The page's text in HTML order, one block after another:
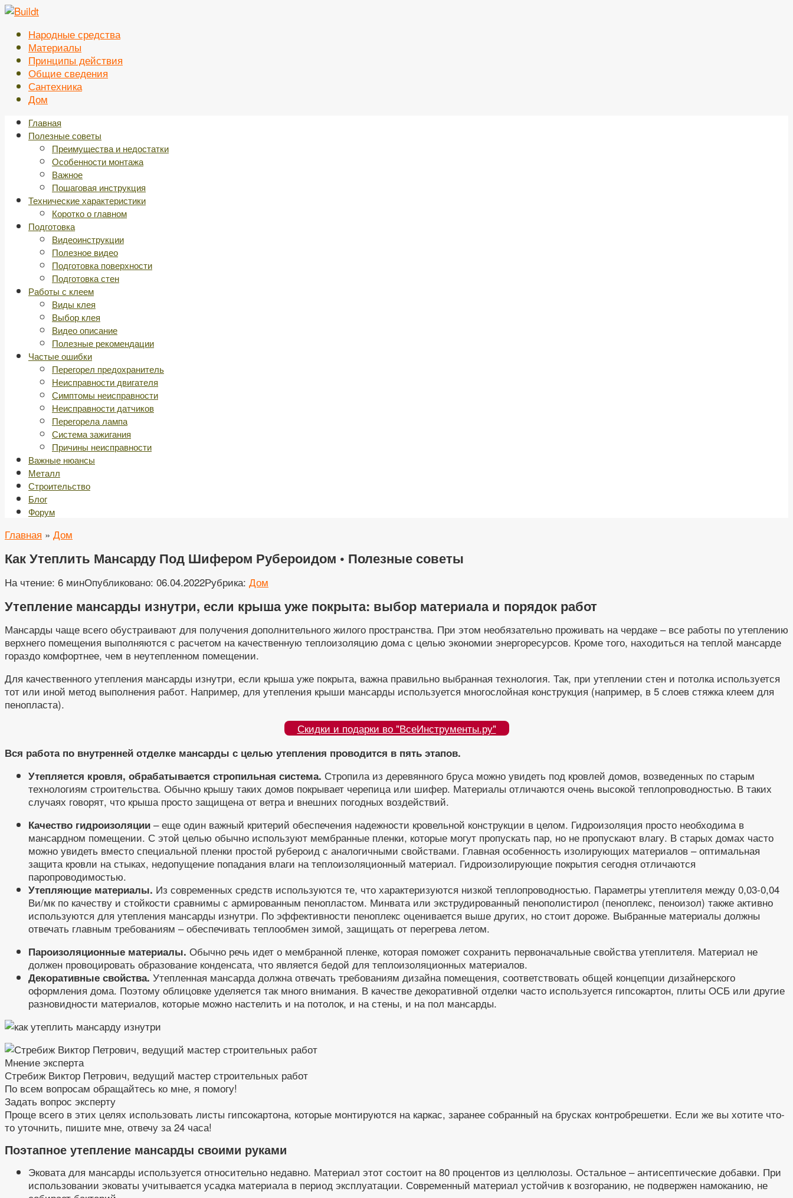
Перейти
контентуНародные средства
Материалы
Принципы действия
Общие сведения
Сантехника
Дом
Главная
Полезные советы
Преимущества и недостатки
Особенности монтажа
Важное
Пошаговая инструкция
Технические характеристики
Коротко о главном
Подготовка
Видеоинструкции
Полезное видео
Подготовка поверхности
Подготовка стен
Работы с клеем
Виды клея
Выбор клея
Видео описание
Полезные рекомендации
Частые ошибки
Перегорел предохранитель
Неисправности двигателя
Симптомы неисправности
Неисправности датчиков
Перегорела лампа
Система зажигания
Причины неисправности
Важные нюансы
Металл
Строительство
Блог
Форум
Главная » Дом
Как Утеплить Мансарду Под Шифером Рубероидом • Полезные советы
На чтение: 6 минОпубликовано: 06.04.2022Рубрика: Дом
Утепление мансарды изнутри, если крыша уже покрыта: выбор материала и порядок работ
Мансарды чаще всего обустраивают для получения дополнительного жилого пространства. При этом необязательно проживать на чердаке – все работы по утеплению
верхнего помещения выполняются с расчетом на качественную теплоизоляцию дома с целью экономии энергоресурсов. Кроме того, находиться на теплой мансарде
гораздо комфортнее, чем в неутепленном помещении.
Для качественного утепления мансарды изнутри, если крыша уже покрыта, важна правильно выбранная технология. Так, при утеплении стен и потолка используется
тот или иной метод выполнения работ. Например, для утепления крыши мансарды используется многослойная конструкция (например, в 5 слоев стяжка клеем для
пенопласта).
Скидки и подарки во "ВсеИнструменты.ру"
Вся работа по внутренней отделке мансарды с целью утепления проводится в пять этапов.
Утепляется кровля, обрабатывается стропильная система. Стропила из деревянного бруса можно увидеть под кровлей домов, возведенных по старым
технологиям строительства. Обычно крышу таких домов покрывает черепица или шифер. Материалы отличаются очень высокой теплопроводностью. В таких
случаях говорят, что крыша просто защищена от ветра и внешних погодных воздействий.
Качество гидроизоляции – еще один важный критерий обеспечения надежности кровельной конструкции в целом. Гидроизоляция просто необходима в
мансардном помещении. С этой целью обычно используют мембранные пленки, которые могут пропускать пар, но не пропускают влагу. В старых домах часто
можно увидеть вместо специальной пленки простой рубероид с аналогичными свойствами. Главная особенность изолирующих материалов – оптимальная
защита кровли на стыках, недопущение попадания влаги на теплоизоляционный материал. Гидроизолирующие покрытия сегодня отличаются
паропроводимостью.
Утепляющие материалы. Из современных средств используются те, что характеризуются низкой теплопроводностью. Параметры утеплителя между 0,03-0,04
Ви/мк по качеству и стойкости сравнимы с армированным пенопластом. Минвата или экструдированный пенополистирол (пеноплекс, пеноизол) также активно
используются для утепления мансарды изнутри. По эффективности пеноплекс оценивается выше других, но стоит дороже. Выбранные материалы должны
отвечать главным требованиям – обеспечивать теплообмен зимой, защищать от перегрева летом.
Пароизоляционные материалы. Обычно речь идет о мембранной пленке, которая поможет сохранить первоначальные свойства утеплителя. Материал не
должен провоцировать образование конденсата, что является бедой для теплоизоляционных материалов.
Декоративные свойства. Утепленная мансарда должна отвечать требованиям дизайна помещения, соответствовать общей концепции дизайнерского
оформления дома. Поэтому облицовке уделяется так много внимания. В качестве декоративной отделки часто используется гипсокартон, плиты ОСБ или другие
разновидности материалов, которые можно настелить и на потолок, и на стены, и на пол мансарды.
Мнение эксперта
Стребиж Виктор Петрович, ведущий мастер строительных работ
По всем вопросам обращайтесь ко мне, я помогу!
Задать вопрос эксперту
Проще всего в этих целях использовать листы гипсокартона, которые монтируются на каркас, заранее собранный на брусках контробрешетки. Если же вы хотите что-
то уточнить, пишите мне, отвечу за 24 часа!
Поэтапное утепление мансарды своими руками
Эковата для мансарды используется относительно недавно. Материал этот состоит на 80 процентов из целлюлозы. Остальное – антисептические добавки. При
использовании эковаты учитывается усадка материала в период эксплуатации. Современный материал устойчив к возгоранию, не подвержен намоканию, не